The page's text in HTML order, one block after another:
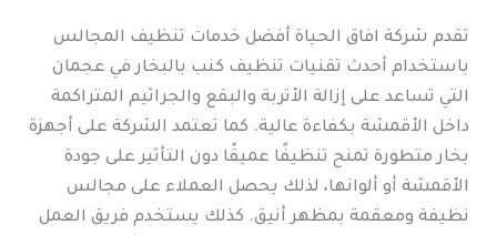
تقدم شركة افاق الحياة أفضل خدمات تنظيف المجالس
باستخدام أحدث تقنيات تنظيف كنب بالبخار في عجمان
التي تساعد على إزالة الأتربة والبقع والجراثيم المتراكمة
داخل الأقمشة بكفاءة عالية. كما تعتمد الشركة على أجهزة
بخار متطورة تمنح تنظيفًا عميقًا دون التأثير على جودة
الأقمشة أو ألوانها، لذلك يحصل العملاء على مجالس
نظيفة ومعقمة بمظهر أنيق. كذلك يستخدم فريق العمل